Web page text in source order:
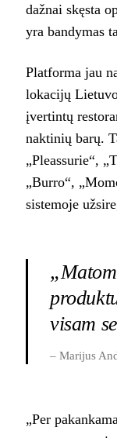
dažnai skęsta
yra bandymas
Platforma jau
lokacijų
įvertintų
naktinių barų.
„Pleassurie“,
„Burro“,
sistemoje
visam
– Marijus
„Per